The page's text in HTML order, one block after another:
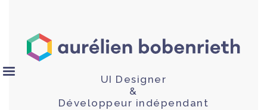
UI Designer
&
Développeur indépendant